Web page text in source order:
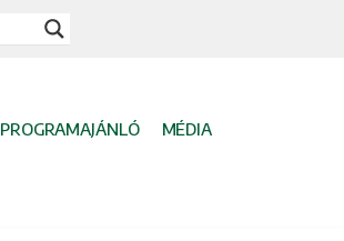
PROGRAMAJÁNLÓ
MÉDIA